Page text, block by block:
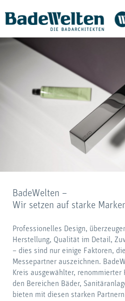
BadeWelten –
Wir setzen auf starke
Professionelles Design,
Herstellung, Qualität im Detail,
– dies sind nur einige Faktoren,
Messepartner auszeichnen.
Kreis ausgewählter,
den Bereichen Bäder,
bieten mit diesen starken